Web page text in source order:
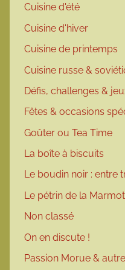
Cuisine d'été
Cuisine d'hiver
Cuisine de printemps
Cuisine russe &
Défis, challenges &
Fêtes & occasions
Goûter ou Tea Time
La boîte à biscuits
Le boudin noir : entre
Le pétrin de la
Non classé
On en discute !
Passion Morue &